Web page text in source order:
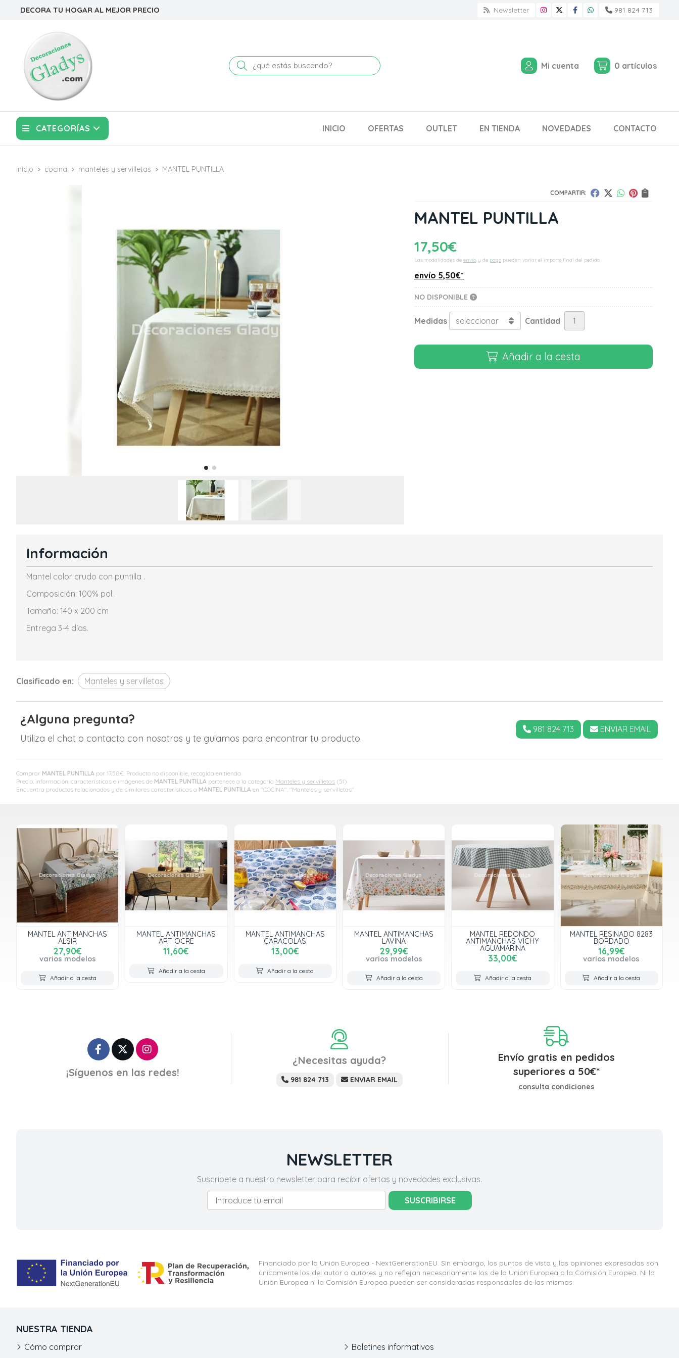
DECORA TU HOGAR AL MEJOR PRECIO Newsletter 981 824 713
Buscar Mi cuenta 0 artículos
CATEGORÍAS INICIO OFERTAS OUTLET EN TIENDA NOVEDADES CONTACTO
inicio cocina manteles y servilletas MANTEL PUNTILLA
COMPARTIR:
MANTEL PUNTILLA
17,50€
Las modalidades de envío y de pago pueden variar el importe final del pedido.
envío 5,50€*
NO DISPONIBLE
Medidas Cantidad
Añadir a la cesta
Comprar MANTEL PUNTILLA por 17,50€ . Producto no disponible, recogida en tienda.
Precio, información, características e imágenes de MANTEL PUNTILLA pertenece a la categoría Manteles y servilletas (51).
Encuentra productos relacionados y de similares características a MANTEL PUNTILLA en "COCINA", "Manteles y servilletas".
Información
Mantel color crudo con puntilla .
Composición: 100% pol .
Tamaño: 140 x 200 cm
Entrega 3-4 días.
Clasificado en: Manteles y servilletas
¿Alguna pregunta?
Utiliza el chat o contacta con nosotros y te guiamos para encontrar tu producto.
981 824 713 ENVIAR EMAIL
MANTEL ANTIMANCHAS
ALSIR
27,90€
varios modelos
Añadir a la cesta
MANTEL ANTIMANCHAS
ART OCRE
11,60€
Añadir a la cesta
MANTEL ANTIMANCHAS
CARACOLAS
13,00€
Añadir a la cesta
MANTEL ANTIMANCHAS
LAVINA
29,99€
varios modelos
Añadir a la cesta
MANTEL REDONDO
ANTIMANCHAS VICHY
AGUAMARINA
33,00€
Añadir a la cesta
MANTEL RESINADO 8283
BORDADO
16,99€
varios modelos
Añadir a la cesta
¡Síguenos en las redes!
¿Necesitas ayuda?
981 824 713 ENVIAR EMAIL
Envío gratis en pedidos
superiores a 50€*
consulta condiciones
NEWSLETTER
Suscríbete a nuestro newsletter para recibir ofertas y novedades exclusivas.
SUSCRIBIRSE
Financiado por la Unión Europea - NextGenerationEU. Sin embargo, los puntos de vista y las opiniones expresadas son
únicamente los del autor o autores y no reflejan necesariamente los de la Unión Europea o la Comisión Europea. Ni la
Unión Europea ni la Comisión Europea pueden ser consideradas responsables de las mismas.
NUESTRA TIENDA
Cómo comprar
Boletines informativos